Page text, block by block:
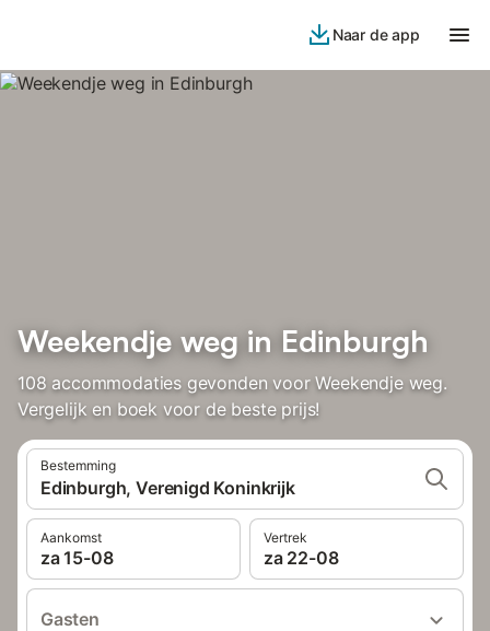
Naar de app
Weekendje weg in Edinburgh
108 accommodaties gevonden voor Weekendje weg.
Vergelijk en boek voor de beste prijs!
Bestemming
Edinburgh, Verenigd Koninkrijk
Aankomst
za 15-08
Vertrek
za 22-08
Gasten